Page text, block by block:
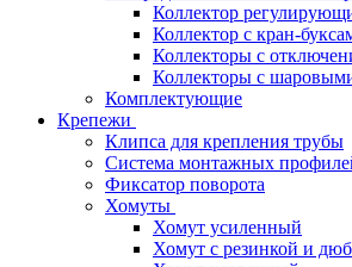
Коллектор
Коллектор с кран-
Коллекторы с
Коллекторы с
Комплектующие
Крепежи
Клипса для крепления трубы
Система монтажных
Фиксатор поворота
Хомуты
Хомут усиленный
Хомут с резинкой и